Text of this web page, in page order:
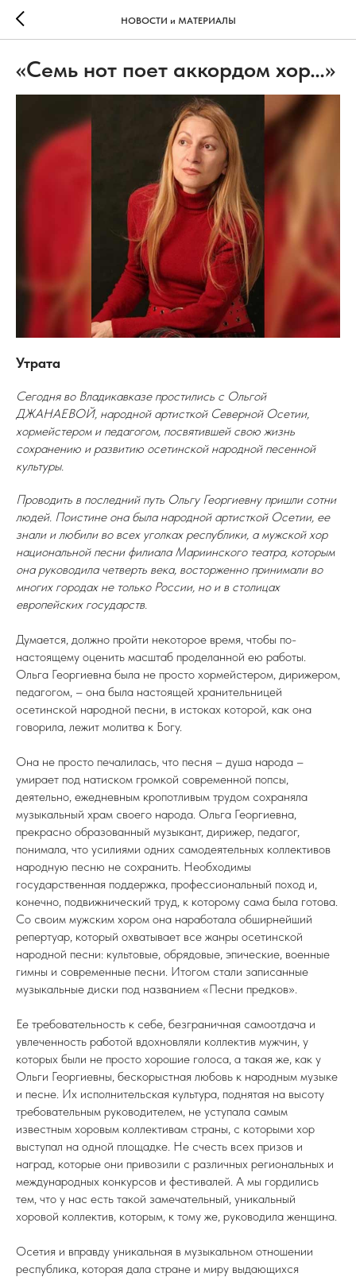
НОВОСТИ и МАТЕРИАЛЫ
«Семь нот поет аккордом хор…»
Утрата
Сегодня во Владикавказе простились с Ольгой
ДЖАНАЕВОЙ, народной артисткой Северной Осетии,
хормейстером и педагогом, посвятившей свою жизнь
сохранению и развитию осетинской народной песенной
культуры.
Проводить в последний путь Ольгу Георгиевну пришли сотни
людей. Поистине она была народной артисткой Осетии, ее
знали и любили во всех уголках республики, а мужской хор
национальной песни филиала Мариинского театра, которым
она руководила четверть века, восторженно принимали во
многих городах не только России, но и в столицах
европейских государств.
Думается, должно пройти некоторое время, чтобы по-
настоящему оценить масштаб проделанной ею работы.
Ольга Георгиевна была не просто хормейстером, дирижером,
педагогом, – она была настоящей хранительницей
осетинской народной песни, в истоках которой, как она
говорила, лежит молитва к Богу.
Она не просто печалилась, что песня – душа народа –
умирает под натиском громкой современной попсы,
деятельно, ежедневным кропотливым трудом сохраняла
музыкальный храм своего народа. Ольга Георгиевна,
прекрасно образованный музыкант, дирижер, педагог,
понимала, что усилиями одних самодеятельных коллективов
народную песню не сохранить. Необходимы
государственная поддержка, профессиональный поход и,
конечно, подвижнический труд, к которому сама была готова.
Со своим мужским хором она наработала обширнейший
репертуар, который охватывает все жанры осетинской
народной песни: культовые, обрядовые, эпические, военные
гимны и современные песни. Итогом стали записанные
музыкальные диски под названием «Песни предков».
Ее требовательность к себе, безграничная самоотдача и
увлеченность работой вдохновляли коллектив мужчин, у
которых были не просто хорошие голоса, а такая же, как у
Ольги Георгиевны, бескорыстная любовь к народным музыке
и песне. Их исполнительская культура, поднятая на высоту
требовательным руководителем, не уступала самым
известным хоровым коллективам страны, с которыми хор
выступал на одной площадке. Не счесть всех призов и
наград, которые они привозили с различных региональных и
международных конкурсов и фестивалей. А мы гордились
тем, что у нас есть такой замечательный, уникальный
хоровой коллектив, которым, к тому же, руководила женщина.
Осетия и вправду уникальная в музыкальном отношении
республика, которая дала стране и миру выдающихся